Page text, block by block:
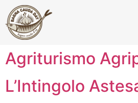
Agriturismo
L’Intingolo